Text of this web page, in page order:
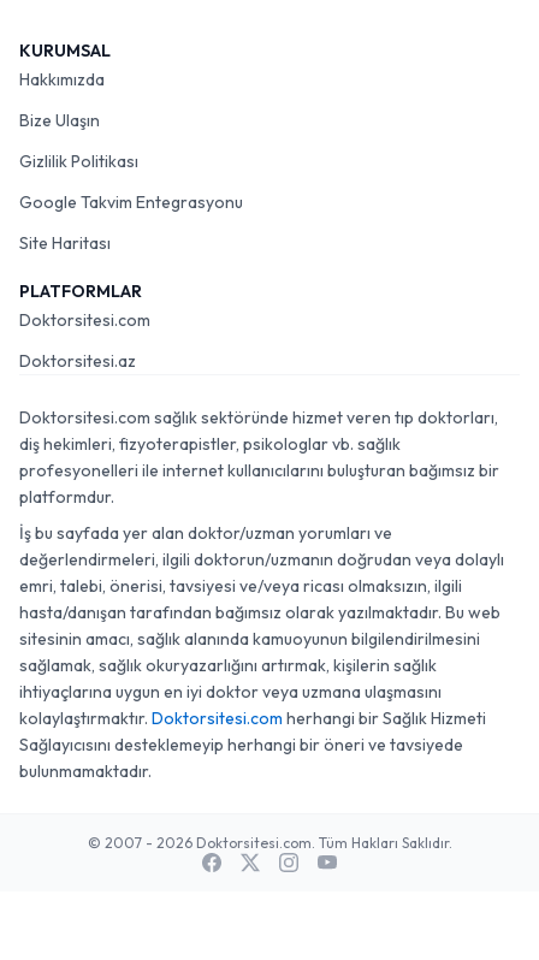
KURUMSAL
Hakkımızda
Bize Ulaşın
Gizlilik Politikası
Google Takvim Entegrasyonu
Site Haritası
PLATFORMLAR
Doktorsitesi.com
Doktorsitesi.az
Doktorsitesi.com sağlık sektöründe hizmet veren tıp doktorları,
diş hekimleri, fizyoterapistler, psikologlar vb. sağlık
profesyonelleri ile internet kullanıcılarını buluşturan bağımsız bir
platformdur.
İş bu sayfada yer alan doktor/uzman yorumları ve
değerlendirmeleri, ilgili doktorun/uzmanın doğrudan veya dolaylı
emri, talebi, önerisi, tavsiyesi ve/veya ricası olmaksızın, ilgili
hasta/danışan tarafından bağımsız olarak yazılmaktadır. Bu web
sitesinin amacı, sağlık alanında kamuoyunun bilgilendirilmesini
sağlamak, sağlık okuryazarlığını artırmak, kişilerin sağlık
ihtiyaçlarına uygun en iyi doktor veya uzmana ulaşmasını
kolaylaştırmaktır. Doktorsitesi.com herhangi bir Sağlık Hizmeti
Sağlayıcısını desteklemeyip herhangi bir öneri ve tavsiyede
bulunmamaktadır.
© 2007 - 2026 Doktorsitesi.com. Tüm Hakları Saklıdır.